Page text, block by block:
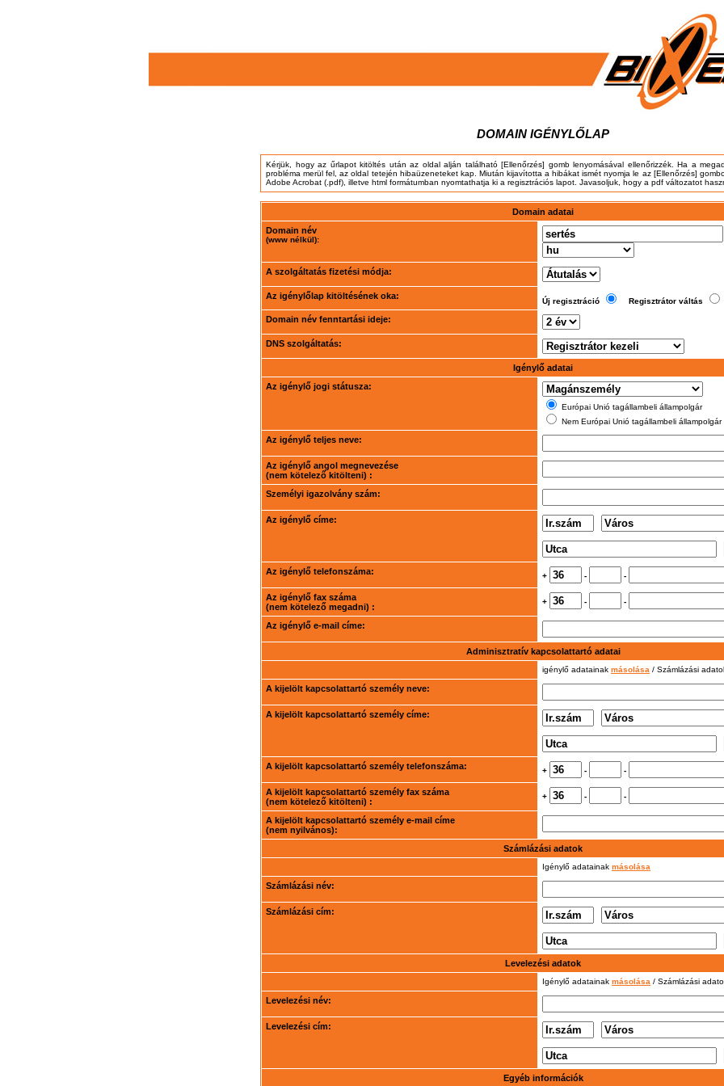
DOMAIN IGÉNYLŐLAP
Kérjük, hogy az űrlapot kitöltés után az oldal alján található [Ellenőrzés] gomb lenyomásával ellenőrizzék. Ha a
probléma merül fel, az oldal tetején hibaüzeneteket kap. Miután kijavította a hibákat ismét nyomja le az [Ellenőrzés]
Adobe Acrobat (.pdf), illetve html formátumban nyomtathatja ki a regisztrációs lapot. Javasoljuk, hogy a pdf változatot
Domain adatai
Domain név
(www nélkül):
A szolgáltatás fizetési módja:
Az igénylőlap kitöltésének oka:
Új regisztráció Regisztrátor váltás
Domain név fenntartási ideje:
DNS szolgáltatás:
Igénylő adatai
Az igénylő jogi státusza:
Európai Unió tagállambeli állampolgár
Nem Európai Unió tagállambeli állampolgár
Az igénylő teljes neve:
Az igénylő angol megnevezése
(nem kötelező kitölteni) :
Személyi igazolvány szám:
Az igénylő címe:
Az igénylő telefonszáma: + - -
Az igénylő fax száma
(nem kötelező megadni) :
+ - -
Az igénylő e-mail címe:
Adminisztratív kapcsolattartó adatai
igénylő adatainak másolása / Számlázási
A kijelölt kapcsolattartó személy neve:
A kijelölt kapcsolattartó személy címe:
A kijelölt kapcsolattartó személy telefonszáma: + - -
A kijelölt kapcsolattartó személy fax száma
(nem kötelező kitölteni) :
+ - -
A kijelölt kapcsolattartó személy e-mail címe
(nem nyilvános):
Számlázási adatok
Igénylő adatainak másolása
Számlázási név:
Számlázási cím:
Levelezési adatok
Igénylő adatainak másolása / Számlázási
Levelezési név:
Levelezési cím:
Egyéb információk